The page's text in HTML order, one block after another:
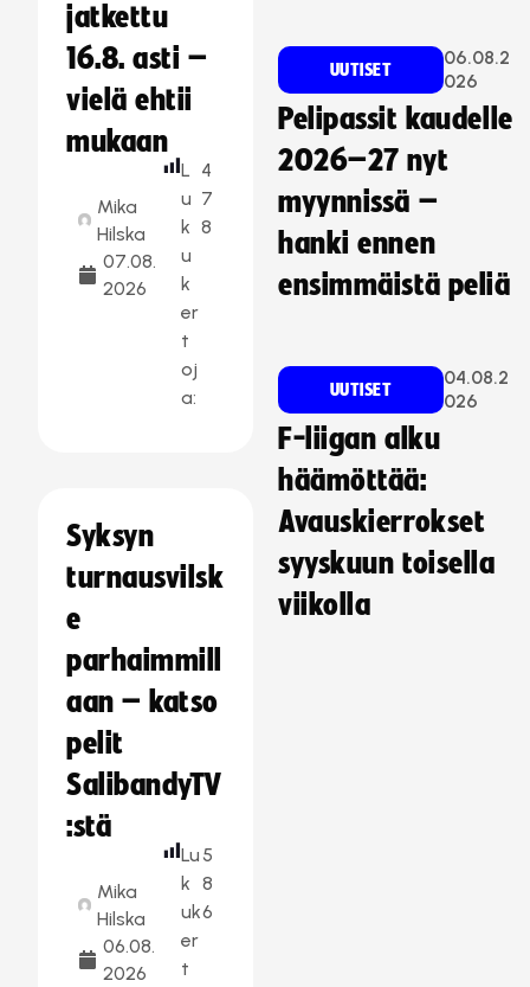
jatkettu
16.8. asti –
vielä ehtii
mukaan
Mika
Hilska
07.08.
2026
L
u
k
u
k
er
t
oj
a:
4
7
8
Syksyn
turnausvilsk
e
parhaimmill
aan – katso
pelit
SalibandyTV
:stä
Mika
Hilska
06.08.
2026
Lu
k
uk
er
t
5
8
6
UUTISET
06.08.2
026
Pelipassit kaudelle
2026–27 nyt
myynnissä –
hanki ennen
ensimmäistä peliä
UUTISET
04.08.2
026
F-liigan alku
häämöttää:
Avauskierrokset
syyskuun toisella
viikolla